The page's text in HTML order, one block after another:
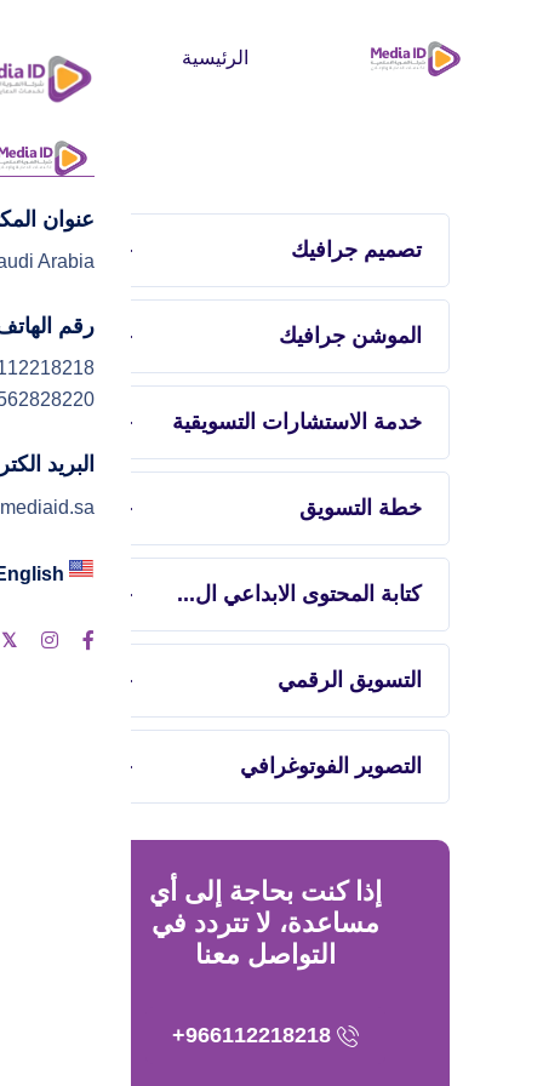
الرئيسية من نحن
عنوان
Arabia
رقم
البريد
تصميم جرافيك
الموشن جرافيك
خدمة الاستشارات التسويقية
خطة التسويق
كتابة المحتوى الابداعي ال...
التسويق الرقمي
التصوير الفوتوغرافي
إذا كنت بحاجة إلى أي
مساعدة، لا تتردد في
التواصل معنا
966112218218+